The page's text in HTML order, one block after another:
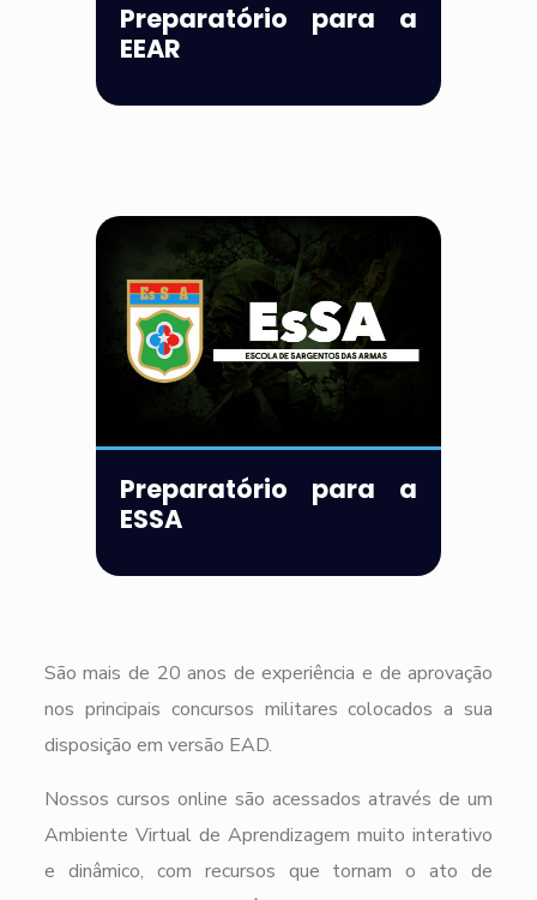
Preparatório para a
EEAR
Preparatório para a
ESSA
São mais de 20 anos de experiência e de aprovação
nos principais concursos militares colocados a sua
disposição em versão EAD.
Nossos cursos online são acessados através de um
Ambiente Virtual de Aprendizagem muito interativo
e dinâmico, com recursos que tornam o ato de